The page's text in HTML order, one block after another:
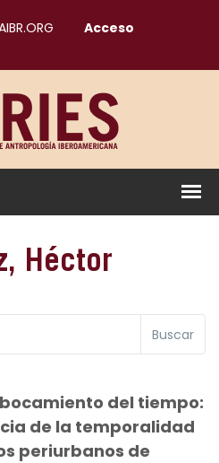
Acceso
Héctor
Buscar
del tiempo:
de la temporalidad
periurbanos de